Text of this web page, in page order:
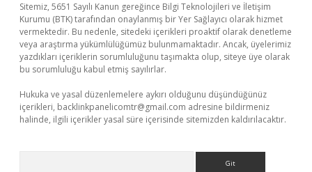
Sitemiz, 5651 Sayılı Kanun gereğince Bilgi Teknolojileri ve İletişim
Kurumu (BTK) tarafından onaylanmış bir Yer Sağlayıcı olarak hizmet
vermektedir. Bu nedenle, sitedeki içerikleri proaktif olarak denetleme
veya araştırma yükümlülüğümüz bulunmamaktadır. Ancak, üyelerimiz
yazdıkları içeriklerin sorumluluğunu taşımakta olup, siteye üye olarak
bu sorumluluğu kabul etmiş sayılırlar.
Hukuka ve yasal düzenlemelere aykırı olduğunu düşündüğünüz
içerikleri, backlinkpanelicomtr@gmail.com adresine bildirmeniz
halinde, ilgili içerikler yasal süre içerisinde sitemizden kaldırılacaktır.